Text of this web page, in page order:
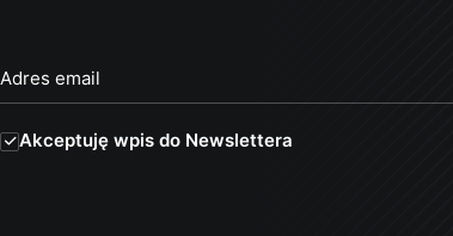
Akceptuję wpis do Newslettera